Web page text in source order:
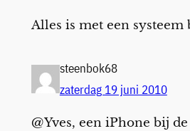
Alles is met een systeem
steenbok68
zaterdag 19 juni 2010
@Yves, een iPhone bij